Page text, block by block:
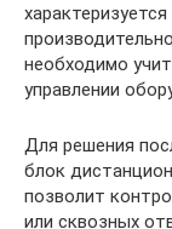
необходимо
управлении
Для решения
блок
позволит
или сквозных